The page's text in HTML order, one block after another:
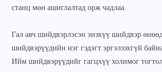
станц мөн ашиглалтад орж чадлаа.
Гал авч шийдвэрлэсэн энэхүү шийдвэр
шийдвэрүүдийн нэг гэдэгт эргэлзэхгүй
Ийм шийдвэрүүдийг гагцхүү холимог